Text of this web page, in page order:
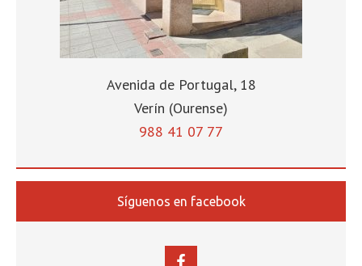
Avenida de Portugal, 18
Verín (Ourense)
988 41 07 77
Síguenos en facebook